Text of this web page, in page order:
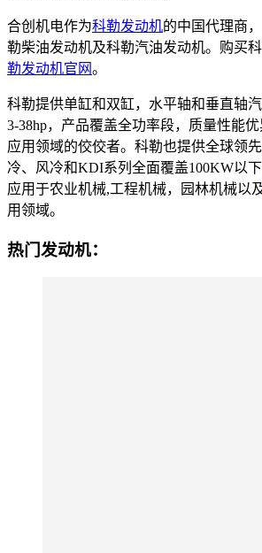
合创机电作为科勒发动机的中国代理商
勒柴油发动机及科勒汽油发动机。购买
勒发动机官网。
科勒提供单缸和双缸，水平轴和垂直轴
3-38hp，产品覆盖全功率段，质量性能
应用领域的佼佼者。科勒也提供全球领
冷、风冷和KDI系列全面覆盖100KW以
应用于农业机械,工程机械，园林机械以
用领域。
热门发动机：